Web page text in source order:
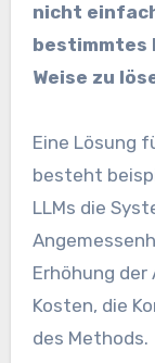
nicht
bestimmtes
Weise zu
Eine Lösung
besteht
LLMs die
Erhöhung der
Kosten, die
des Methods.